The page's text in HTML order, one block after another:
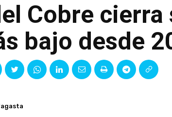
Cobre cierra
bajo desde